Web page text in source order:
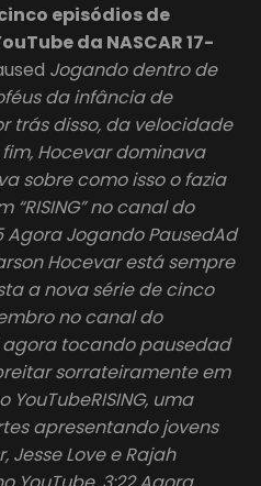
episódios de
da NASCAR 17-
Jogando dentro de
da infância de
trás disso, da velocidade
Hocevar dominava
sobre como isso o fazia
“RISING” no canal do
Agora Jogando PausedAd
Hocevar está sempre
a nova série de cinco
no canal do
agora tocando pausedad
sorrateiramente em
uma
apresentando jovens
Jesse Love e Rajah